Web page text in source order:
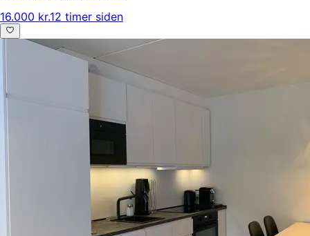
16.000 kr.12 timer siden